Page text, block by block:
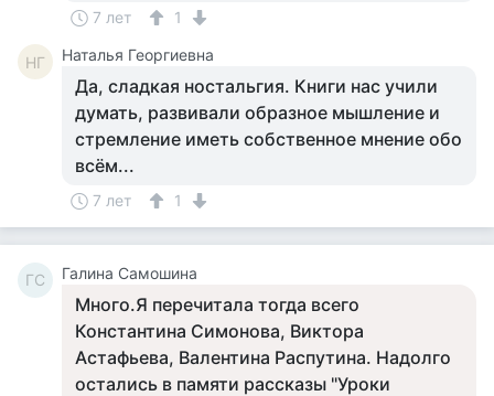
7 лет 1
НГ Наталья Георгиевна
Да, сладкая ностальгия. Книги нас учили
думать, развивали образное мышление и
стремление иметь собственное мнение обо
всём...
7 лет 1
ГС Галина Самошина
Много.Я перечитала тогда всего
Константина Симонова, Виктора
Астафьева, Валентина Распутина. Надолго
остались в памяти рассказы "Уроки